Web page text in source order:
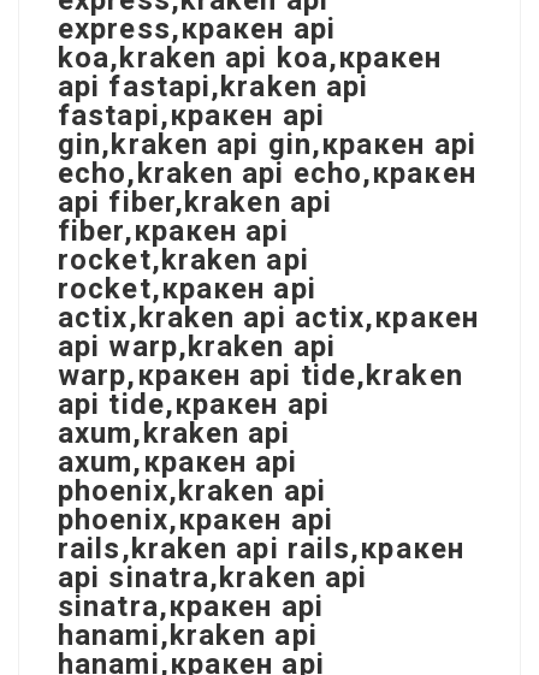
express,кракен api
koa,kraken api koa,кракен
api fastapi,kraken api
fastapi,кракен api
gin,kraken api gin,кракен api
echo,kraken api echo,кракен
api fiber,kraken api
fiber,кракен api
rocket,kraken api
rocket,кракен api
actix,kraken api actix,кракен
api warp,kraken api
warp,кракен api tide,kraken
api tide,кракен api
axum,kraken api
axum,кракен api
phoenix,kraken api
phoenix,кракен api
rails,kraken api rails,кракен
api sinatra,kraken api
sinatra,кракен api
hanami,kraken api
hanami,кракен api